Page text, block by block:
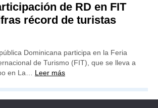
de RD en FIT
récord de turistas
Dominicana participa en la Feria
de Turismo (FIT), que se lleva a
en La… Leer más